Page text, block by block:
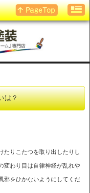
は？
たりこたつを取り出したりし
変わり目は自律神経が乱れや
邪をひかないようにしてくだ